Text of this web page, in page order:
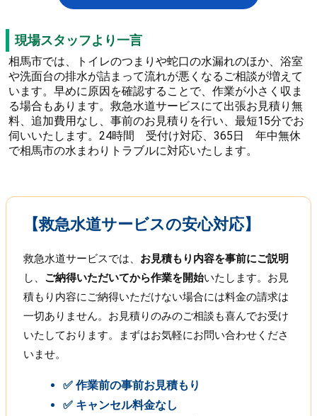
現場スタッフより一言
相馬市では、トイレのつまりや蛇口の水漏れのほか、浴室
や洗面台の排水が詰まって流れが悪くなるご相談が増えて
います。早めに原因を確認することで、作業が小さく収ま
る場合もあります。救急水道サービスにて出張お見積り無
料、追加費用なし、事前のお見積りを行い、最短15分でお
伺いいたします。24時間 受付け対応、365日 年中無休
で相馬市の水まわりトラブルに対応いたします。
【救急水道サービスの安心対応】
救急水道サービスでは、 お見積もり内容を事前にご説明
し、 ご納得いただいてから作業を開始いたします。お見
積もり内容にご納得いただけない場合には料金の請求は
一切ありません。お見積りのみのご相談も喜んでお受け
いたしております。まずはお気軽にお問い合わせくださ
いませ。
✅ 作業前の事前お見積もり
✅ キャンセル料金なし